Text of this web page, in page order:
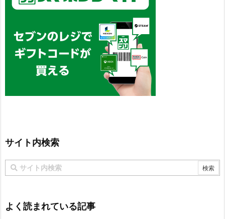
サイト内検索
よく読まれている記事